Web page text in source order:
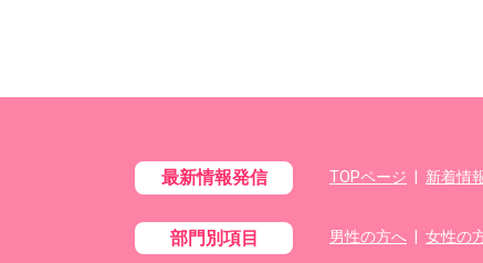
最新情報発信 TOPページ 新着情
部門別項目 男性の方へ 女性の